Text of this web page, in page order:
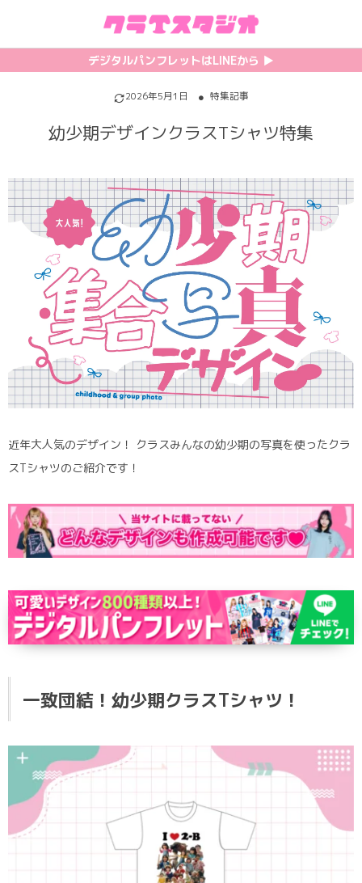
デジタルパンフレットはLINEから ▶︎︎
2026年5月1日 特集記事
幼少期デザインクラスTシャツ特集
近年大人気のデザイン！ クラスみんなの幼少期の写真を使ったクラ
スTシャツのご紹介です！
一致団結！幼少期クラスTシャツ！
初めての方へ
クラスTシャツの注文方法
料金について
お支払い方法について
キャンセル・変更について
利用規約
無料でLINE相談する
カテゴリ一覧
ホッケーユニフォーム
バスケユニフォーム
パロディ
グリッター&ラメ
ポロシャツ
ラグビーユニフォーム
部活動
特集記事
【最新】流行りの背ネーム特集
【インスタ映え】おすすめクラT集
韓国パロディ人気デザイン特集
おしゃれデザインクラスTシャツ
かわいいクラスTシャツ
おもしろクラスTシャツ
かっこいいクラスTシャツ
プリント
フォントを選ぶ
シルクスクリーンについて
昇華プリントについて
全面プリントクラスTシャツ
DTFプリントについて
SDGsについて